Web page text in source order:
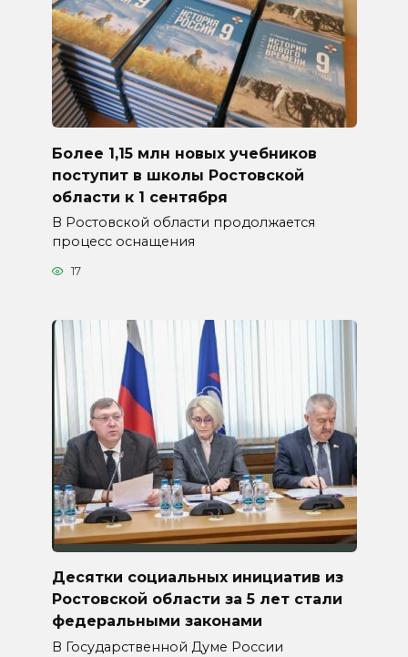
Более 1,15 млн новых учебников
поступит в школы Ростовской
области к 1 сентября
В Ростовской области продолжается
процесс оснащения
17
Десятки социальных инициатив из
Ростовской области за 5 лет стали
федеральными законами
В Государственной Думе России